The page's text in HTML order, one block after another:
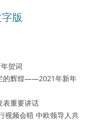
版
贺词
的辉煌——2021年新年
表重要讲话
视频会晤 中欧领导人共